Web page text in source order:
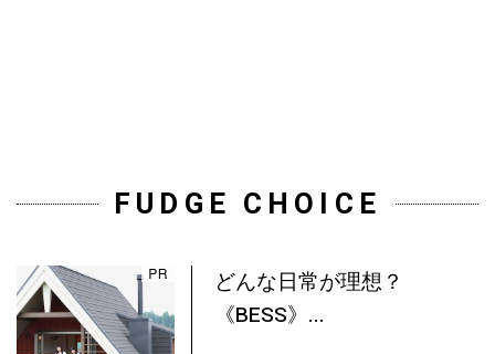
FUDGE CHOICE
どんな日常が理想？
《BESS》...